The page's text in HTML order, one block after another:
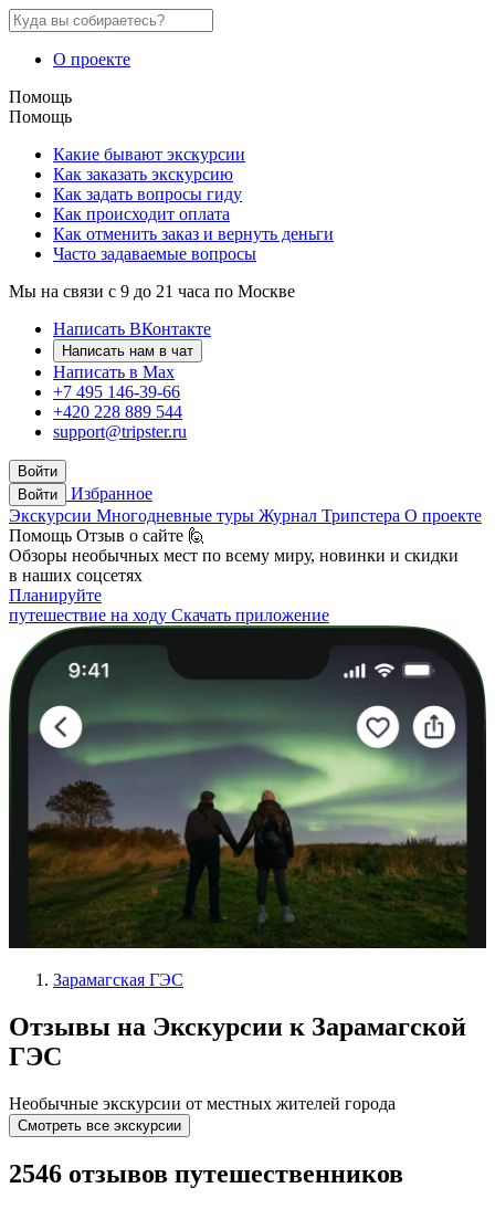
О проекте
Помощь
Помощь
Какие бывают экскурсии
Как заказать экскурсию
Как задать вопросы гиду
Как происходит оплата
Как отменить заказ и вернуть деньги
Часто задаваемые вопросы
Мы на связи с 9 до 21 часа по Москве
Написать ВКонтакте
Написать нам в чат
Написать в Max
+7 495 146-39-66
+420 228 889 544
support@tripster.ru
Войти
Войти
Избранное
Экскурсии Многодневные туры Журнал Трипстера О проекте
Помощь Отзыв о сайте 🙋
Обзоры необычных мест по всему миру, новинки и скидки
в наших соцсетях
Планируйте
путешествие на ходу Скачать приложение
Зарамагская ГЭС
Отзывы на Экскурсии к Зарамагской
ГЭС
Необычные экскурсии от местных жителей города
Смотреть все экскурсии
2546 отзывов путешественников